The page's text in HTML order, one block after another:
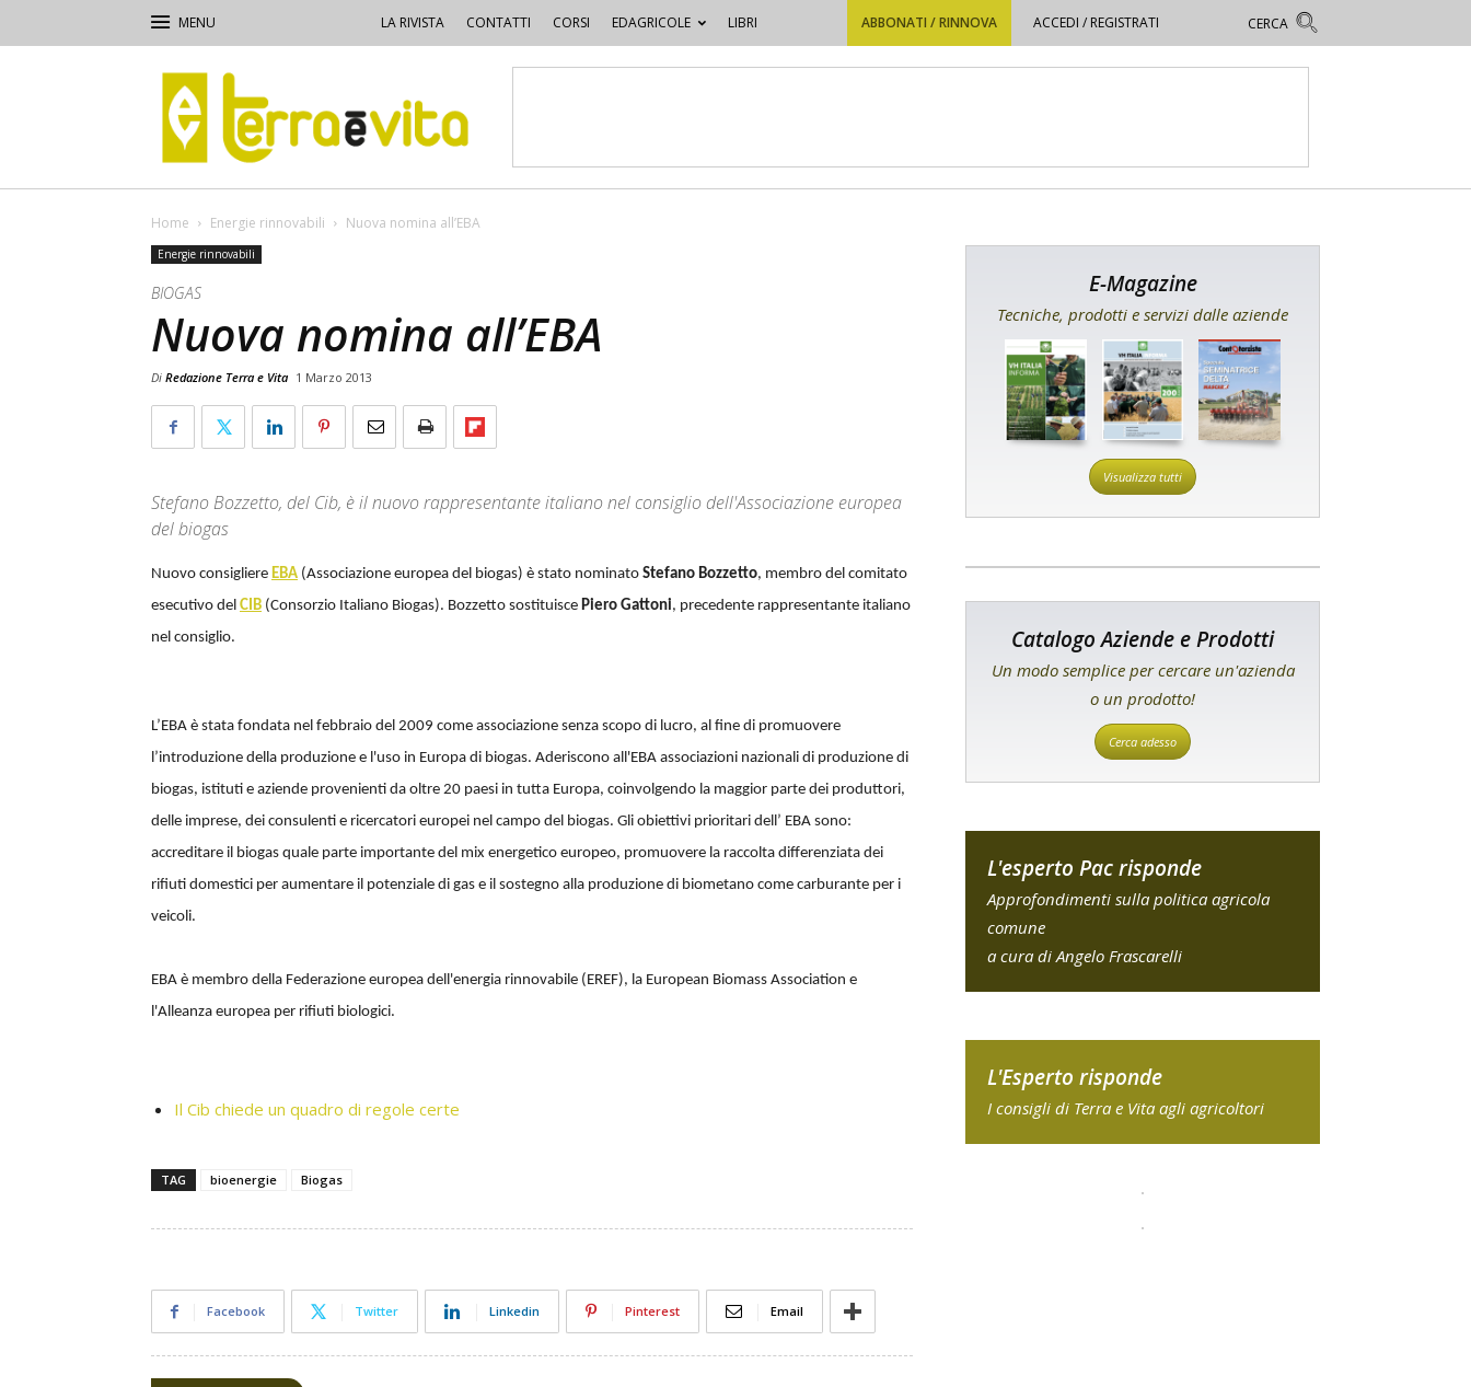
LA RIVISTA CONTATTI CORSI EDAGRICOLE LIBRI ABBONATI / RINNOVA ACCEDI / REGISTRATI
Terra
e
Vita
Home Energie rinnovabili Nuova nomina all’EBA
Energie rinnovabili
BIOGAS
Nuova nomina all’EBA
Di Redazione Terra e Vita 1 Marzo 2013
Stefano Bozzetto, del Cib, è il nuovo rappresentante italiano nel consiglio dell'Associazione europea
del biogas
Nuovo consigliere EBA (Associazione europea del biogas) è stato nominato Stefano Bozzetto, membro del comitato
esecutivo del CIB (Consorzio Italiano Biogas). Bozzetto sostituisce Piero Gattoni, precedente rappresentante italiano
nel consiglio.
L’EBA è stata fondata nel febbraio del 2009 come associazione senza scopo di lucro, al fine di promuovere
l’introduzione della produzione e l'uso in Europa di biogas. Aderiscono all'EBA associazioni nazionali di produzione di
biogas, istituti e aziende provenienti da oltre 20 paesi in tutta Europa, coinvolgendo la maggior parte dei produttori,
delle imprese, dei consulenti e ricercatori europei nel campo del biogas. Gli obiettivi prioritari dell’ EBA sono:
accreditare il biogas quale parte importante del mix energetico europeo, promuovere la raccolta differenziata dei
rifiuti domestici per aumentare il potenziale di gas e il sostegno alla produzione di biometano come carburante per i
veicoli.
EBA è membro della Federazione europea dell'energia rinnovabile (EREF), la European Biomass Association e
l'Alleanza europea per rifiuti biologici.
Il Cib chiede un quadro di regole certe
TAG bioenergie Biogas
Facebook Twitter Linkedin Pinterest Email
E-Magazine
Tecniche, prodotti e servizi dalle aziende
Visualizza tutti
Catalogo Aziende e Prodotti
Un modo semplice per cercare un'azienda
o un prodotto!
Cerca adesso
L'esperto Pac risponde
Approfondimenti sulla politica agricola
comune
a cura di Angelo Frascarelli
L'Esperto risponde
I consigli di Terra e Vita agli agricoltori